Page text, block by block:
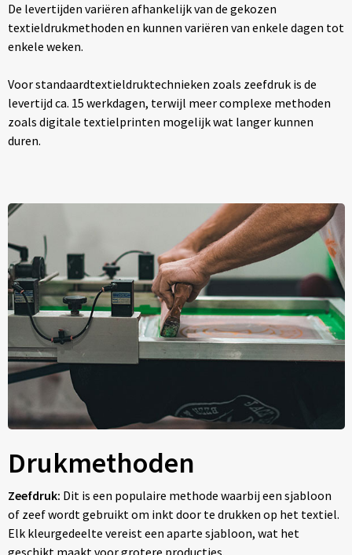
De levertijden variëren afhankelijk van de gekozen
textieldrukmethoden en kunnen variëren van enkele dagen tot
enkele weken.
Voor standaardtextieldruktechnieken zoals zeefdruk is de
levertijd ca. 15 werkdagen, terwijl meer complexe methoden
zoals digitale textielprinten mogelijk wat langer kunnen
duren.
Drukmethoden
Zeefdruk: Dit is een populaire methode waarbij een sjabloon
of zeef wordt gebruikt om inkt door te drukken op het textiel.
Elk kleurgedeelte vereist een aparte sjabloon, wat het